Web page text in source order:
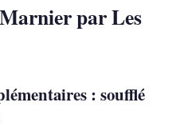
par Les
: soufflé